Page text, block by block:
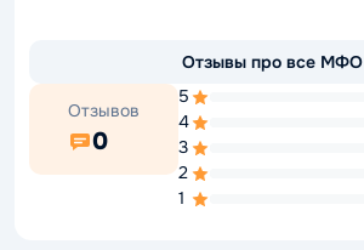
Отзывы про все МФО
Отзывов
0
5
4
3
2
1